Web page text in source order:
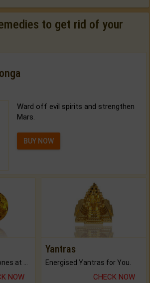
to get rid of your
Ward off evil spirits and strengthen
Mars.
BUY NOW
NOW
Yantras
Energised Yantras for You.
CHECK NOW